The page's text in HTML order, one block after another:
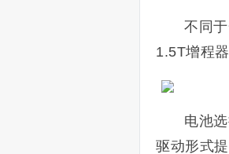
不同
1.5T增程
电池
驱动形式